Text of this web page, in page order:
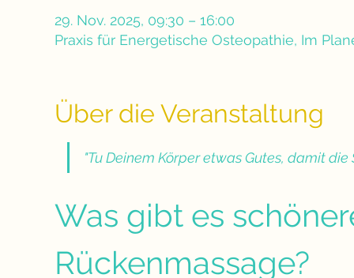
29. Nov. 2025, 09:30 – 16:00
Praxis für Energetische Osteopathie, Im
Über die Veranstaltung
"Tu Deinem Körper etwas Gutes, damit
Was gibt es
Rückenmassage?